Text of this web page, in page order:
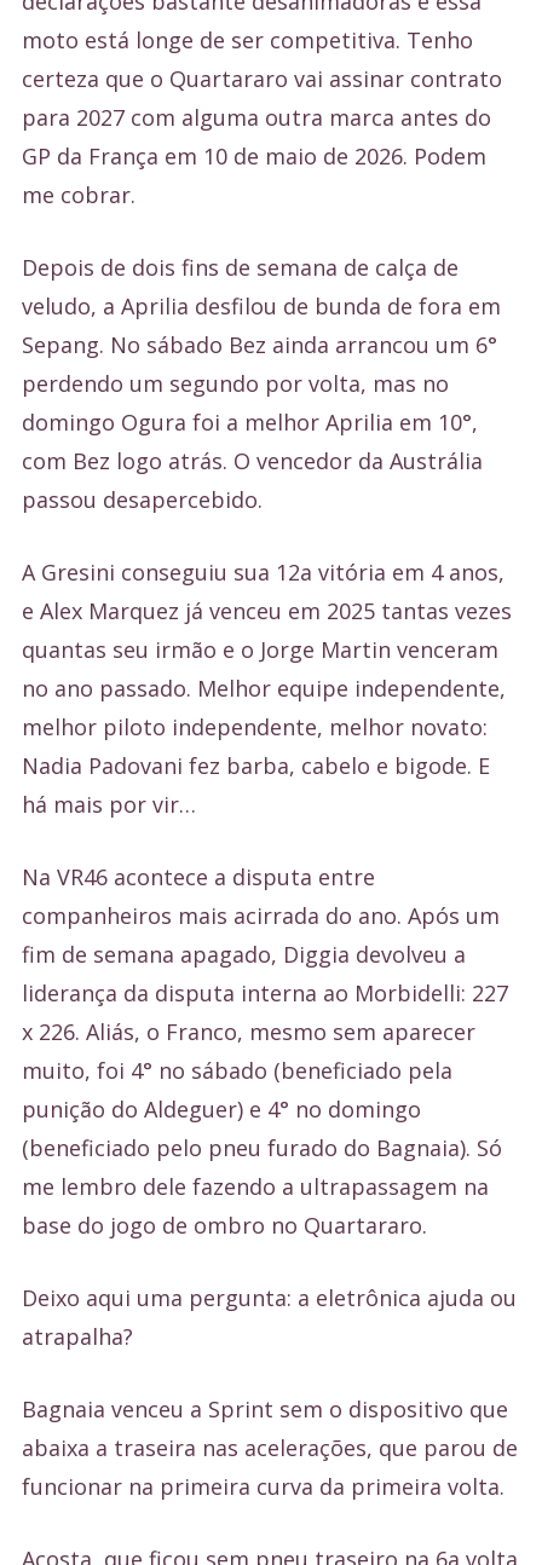
moto está longe de ser competitiva. Tenho
certeza que o Quartararo vai assinar contrato
para 2027 com alguma outra marca antes do
GP da França em 10 de maio de 2026. Podem
me cobrar.
Depois de dois fins de semana de calça de
veludo, a Aprilia desfilou de bunda de fora em
Sepang. No sábado Bez ainda arrancou um 6°
perdendo um segundo por volta, mas no
domingo Ogura foi a melhor Aprilia em 10°,
com Bez logo atrás. O vencedor da Austrália
passou desapercebido.
A Gresini conseguiu sua 12a vitória em 4 anos,
e Alex Marquez já venceu em 2025 tantas vezes
quantas seu irmão e o Jorge Martin venceram
no ano passado. Melhor equipe independente,
melhor piloto independente, melhor novato:
Nadia Padovani fez barba, cabelo e bigode. E
há mais por vir…
Na VR46 acontece a disputa entre
companheiros mais acirrada do ano. Após um
fim de semana apagado, Diggia devolveu a
liderança da disputa interna ao Morbidelli: 227
x 226. Aliás, o Franco, mesmo sem aparecer
muito, foi 4° no sábado (beneficiado pela
punição do Aldeguer) e 4° no domingo
(beneficiado pelo pneu furado do Bagnaia). Só
me lembro dele fazendo a ultrapassagem na
base do jogo de ombro no Quartararo.
Deixo aqui uma pergunta: a eletrônica ajuda ou
atrapalha?
Bagnaia venceu a Sprint sem o dispositivo que
abaixa a traseira nas acelerações, que parou de
funcionar na primeira curva da primeira volta.
Acosta, que ficou sem pneu traseiro na 6a volta